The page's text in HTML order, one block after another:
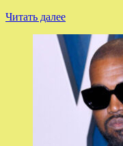
Читать далееПрочитать
о
Режиссер
Никита
Кобелев
стал
новым
худруком
театра